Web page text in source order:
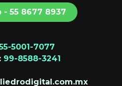
- 55 8677 8​​​​937
5001-7077
99-8588-3241